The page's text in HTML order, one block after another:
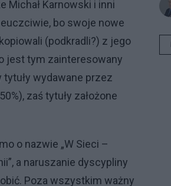
Michał Karnowski i inni
bo swoje nowe
(podkradli?) z jego
jest tym zainteresowany
wydawane przez
zaś tytuły założone
o nazwie „W Sieci –
a naruszanie dyscypliny
Poza wszystkim ważny